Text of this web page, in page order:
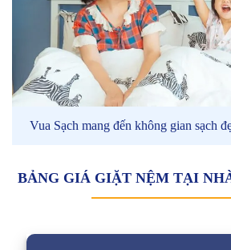
Vua Sạch mang đến không gian sạch
BẢNG GIÁ GIẶT NỆM TẠI